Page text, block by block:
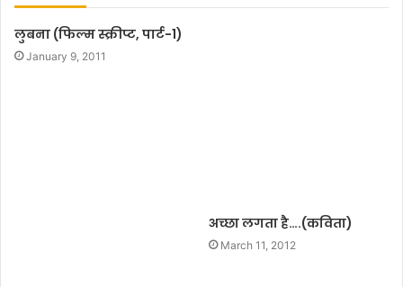
लुबना (फिल्म स्क्रीप्ट, पार्ट-1)
January 9, 2011
अच्छा लगता है….(कविता)
March 11, 2012